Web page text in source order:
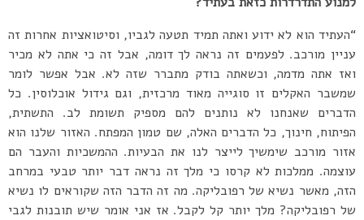
“העתיד הוא לא ידוע ואתה תמיד תטעה לגביו, וסיטואציות אחרות זה
עניין מורכב. לפעמים זה נראה לך דומה, אבל זה כי אתה לא מכיר
ואז אתה מדמה, וכשאתה בודק מתברר שזה לא. אבל אפשר לומר
שמשבר האקלים זו סוגייה מאוד מרכזית, וגם גידול אוכלוסין. כל
הדברים שאנחנו לא נותנים להם מספיק תשומת לב. התשתית,
הפיתוח, חינוך, כל הדברים האלה, שם טמון המפתח. האזור שלנו הוא
אזור מורכב שימשיך לייצר לנו את הבעיות. ההמשכיות והעבר הם
עוצמה. ממלכות לא קרסו כי מלך זה נראה דבר יותר טבעי במרחב
הזה, מאשר נשיא של רפובליקה. מה זה הדבר הזה שקוראים לו נשיא
של רפובליקה? מלך יותר קל לקבל. אז אני אומר שיש תובנות לגבי